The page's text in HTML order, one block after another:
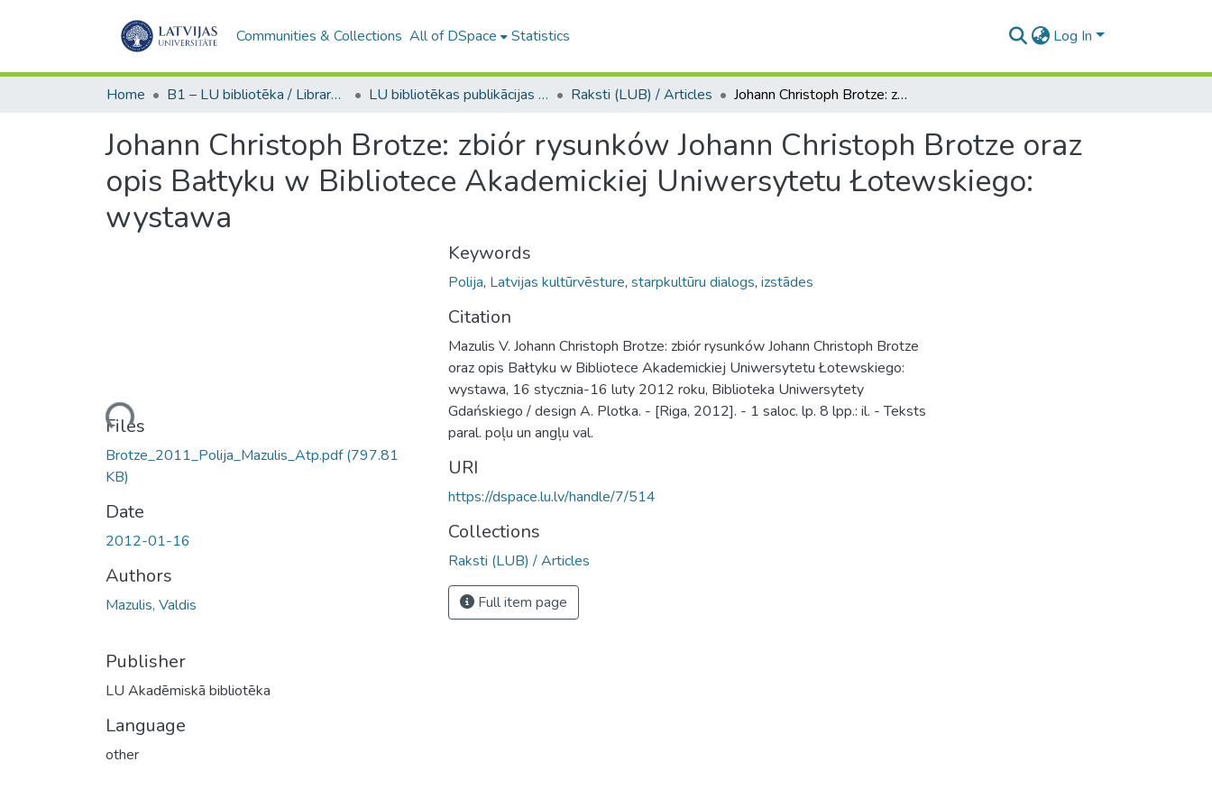
Communities & Collections All of DSpace Statistics Log In
Home B1 – LU bibliotēka / Library of the UL LU bibliotēkas publikācijas / Publications of the University Library Raksti (LUB) / Articles Johann Christoph Brotze: zbiór rysunków Johann Christoph Brotze oraz opis Bałtyku w Bibliotece Akademickiej Uniwersytetu Łotewskiego: wystawa
Johann Christoph Brotze: zbiór rysunków Johann Christoph Brotze oraz
opis Bałtyku w Bibliotece Akademickiej Uniwersytetu Łotewskiego:
wystawa
Loading...
Files
Brotze_2011_Polija_Mazulis_Atp.pdf(797.81
KB)
Date
2012-01-16
Authors
Mazulis, Valdis
Publisher
LU Akadēmiskā bibliotēka
Language
other
Keywords
Polija, Latvijas kultūrvēsture, starpkultūru dialogs, izstādes
Citation
Mazulis V. Johann Christoph Brotze: zbiór rysunków Johann Christoph Brotze
oraz opis Bałtyku w Bibliotece Akademickiej Uniwersytetu Łotewskiego:
wystawa, 16 stycznia-16 luty 2012 roku, Biblioteka Uniwersytety
Gdańskiego / design A. Plotka. - [Riga, 2012]. - 1 saloc. lp. 8 lpp.: il. - Teksts
paral. poļu un angļu val.
URI
https://dspace.lu.lv/handle/7/514
Collections
Raksti (LUB) / Articles
Full item page